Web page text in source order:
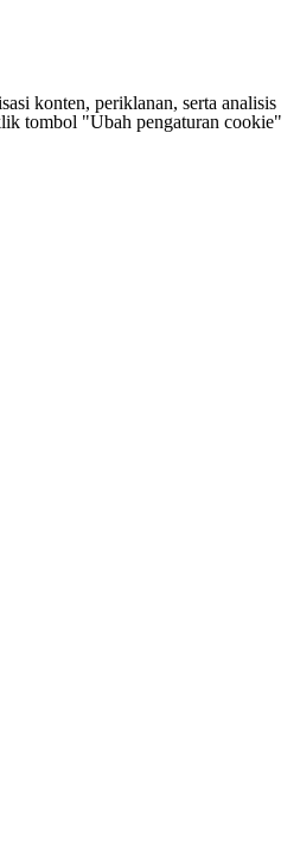
konten, periklanan, serta analisis
tombol "Ubah pengaturan cookie"